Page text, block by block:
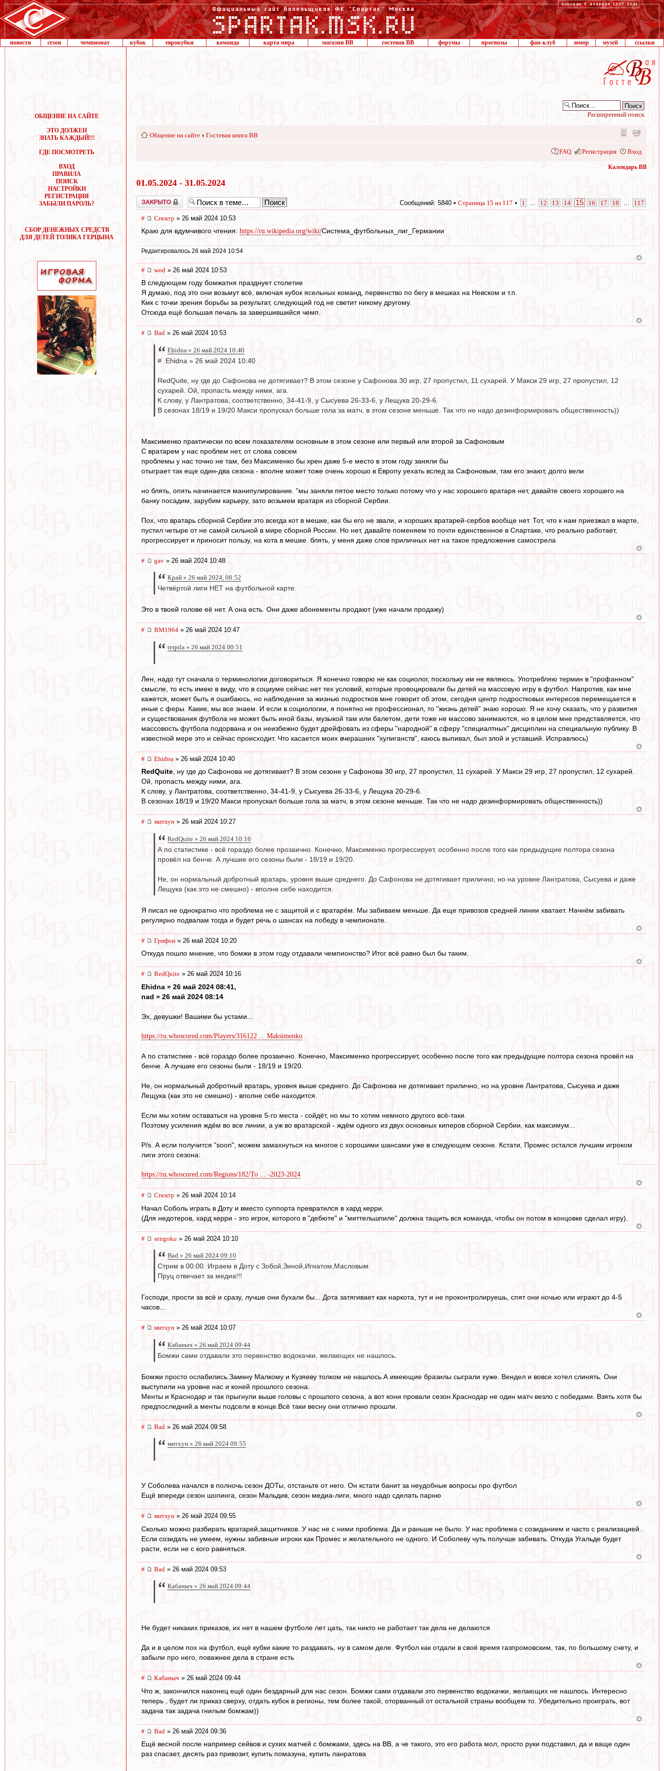
новости сезон чемпионат кубок еврокубки команда карта мира магазин ВВ гостевая ВВ форумы прогнозы фан-клуб юмор музей ссылки
ОБЩЕНИЕ НА САЙТЕ
ЭТО ДОЛЖЕН
ЗНАТЬ КАЖДЫЙ!!!
ГДЕ ПОСМОТРЕТЬ
ВХОД
ПРАВИЛА
ПОИСК
НАСТРОЙКИ
РЕГИСТРАЦИЯ
ЗАБЫЛИ ПАРОЛЬ?
СБОР ДЕНЕЖНЫХ СРЕДСТВ
ДЛЯ ДЕТЕЙ ТОЛИКА ГЕРЦЫНА
Расширенный поиск
Общение на сайте ‹ Гостевая книга ВВ
FAQ Регистрация Вход
Календарь ВВ
01.05.2024 - 31.05.2024
Закрыто Сообщений: 5840 • Страница 15 из 117 • 1 12 13 14 15 16 17 18 117
# Спектр » 26 май 2024 10:53
Краю для вдумчивого чтения: https://ru.wikipedia.org/wiki/Система_футбольных_лиг_Германии
Редактировалось 26 май 2024 10:54
# wod » 26 май 2024 10:53
В следующем году бомжатня празднует столетие
Я думаю, под это они возьмут всё, включая кубок ясельных команд, первенство по бегу в мешках на Невском и т.п.
Кмк с точки зрения борьбы за результат, следующий год не светит никому другому.
Отсюда ещё большая печаль за завершившийся чемп.
# Bad » 26 май 2024 10:53
Ehidna » 26 май 2024 10:40
# Ehidna » 26 май 2024 10:40
RedQuite, ну где до Сафонова не дотягивает? В этом сезоне у Сафонова 30 игр, 27 пропустил, 11 сухарей. У Макси 29 игр, 27 пропустил, 12
сухарей. Ой, пропасть между ними, ага.
К слову, у Лантратова, соответственно, 34-41-9, у Сысуева 26-33-6, у Лещука 20-29-6.
В сезонах 18/19 и 19/20 Макси пропускал больше гола за матч, в этом сезоне меньше. Так что не надо дезинформировать общественность))
Максименко практически по всем показателям основным в этом сезоне или первый или второй за Сафоновым
С вратарем у нас проблем нет, от слова совсем
проблемы у нас точно не там, без Максименко бы хрен даже 5-е место в этом году заняли бы
отыграет так еще один-два сезона - вполне может тоже очень хорошо в Европу уехать вслед за Сафоновым, там его знают, долго вели
но блять, опять начинается манипулирование. "мы заняли пятое место только потому что у нас хорошего вратаря нет, давайте своего хорошего на
банку посадим, зарубим карьеру, зато возьмем вратаря из сборной Сербии.
Пох, что вратарь сборной Сербии это всегда кот в мешке, как бы его не звали, и хороших вратарей-сербов вообще нет. Тот, что к нам приезжал в марте,
пустил четыре от не самой сильной в мире сборной России. Но нет, давайте поменяем то почти единственное в Спартаке, что реально работает,
прогрессирует и приносит пользу, на кота в мешке. блять, у меня даже слов приличных нет на такое предложение самострела
# gav » 26 май 2024 10:48
Край » 26 май 2024, 08:52
Четвёртой лиги НЕТ на футбольной карте.
Это в твоей голове её нет. А она есть. Они даже абонементы продают (уже начали продажу)
# BM1964 » 26 май 2024 10:47
terpila » 26 май 2024 00:51
Лен, надо тут сначала о терминологии договориться. Я конечно говорю не как социолог, поскольку им не являюсь. Употребляю термин в "профанном"
смысле, то есть имею в виду, что в социуме сейчас нет тех условий, которые провоцировали бы детей на массовую игру в футбол. Напротив, как мне
кажется, может быть я ошибаюсь, но наблюдения за жизнью подростков мне говорит об этом, сегодня центр подростковых интересов перемещается в
иные с феры. Какие, мы все знаем. И если в социологии, я понятно не профессионал, то "жизнь детей" знаю хорошо. Я не хочу сказать, что у развития
и существования футбола не может быть иной базы, музыкой там или балетом, дети тоже не массово занимаются, но в целом мне представляется, что
массовость футбола подорвана и он неизбежно будет дрейфовать из сферы "народной" в сферу "специалтных" дисциплин на специальную публику. В
известной мере это и сейчас происходит. Что касается моих вчерашних "хулиганств", каюсь выпивал, был злой и уставший. Исправлюсь)
# Ehidna » 26 май 2024 10:40
RedQuite, ну где до Сафонова не дотягивает? В этом сезоне у Сафонова 30 игр, 27 пропустил, 11 сухарей. У Макси 29 игр, 27 пропустил, 12 сухарей.
Ой, пропасть между ними, ага.
К слову, у Лантратова, соответственно, 34-41-9, у Сысуева 26-33-6, у Лещука 20-29-6.
В сезонах 18/19 и 19/20 Макси пропускал больше гола за матч, в этом сезоне меньше. Так что не надо дезинформировать общественность))
# митхун » 26 май 2024 10:27
RedQuite » 26 май 2024 10:16
А по статистике - всё гораздо более прозаично. Конечно, Максименко прогрессирует, особенно после того как предыдущие полтора сезона
провёл на бенче. А лучшие его сезоны были - 18/19 и 19/20.
Не, он нормальный добротный вратарь, уровня выше среднего. До Сафонова не дотягивает прилично, но на уровне Лантратова, Сысуева и даже
Лещука (как это не смешно) - вполне себе находится.
Я писал не однократно что проблема не с защитой и с вратарём. Мы забиваем меньше. Да еще привозов средней линии хватает. Начнём забивать
регулярно подвалам тогда и будет речь о шансах на победу в чемпионате.
# Грифон » 26 май 2024 10:20
Откуда пошло мнение, что бомжи в этом году отдавали чемпионство? Итог всё равно был бы таким.
# RedQuite » 26 май 2024 10:16
Ehidna » 26 май 2024 08:41,
nad » 26 май 2024 08:14
Эх, девушки! Вашими бы устами...
https://ru.whoscored.com/Players/316122 ... Maksimenko
А по статистике - всё гораздо более прозаично. Конечно, Максименко прогрессирует, особенно после того как предыдущие полтора сезона провёл на
бенче. А лучшие его сезоны были - 18/19 и 19/20.
Не, он нормальный добротный вратарь, уровня выше среднего. До Сафонова не дотягивает прилично, но на уровне Лантратова, Сысуева и даже
Лещука (как это не смешно) - вполне себе находится.
Если мы хотим оставаться на уровне 5-го места - сойдёт, но мы то хотим немного другого всё-таки.
Поэтому усиления ждём во все линии, а уж во вратарской - ждём одного из двух основных киперов сборной Сербии, как максимум...
P/s. А если получится "soon", можем замахнуться на многое с хорошими шансами уже в следующем сезоне. Кстати, Промес остался лучшим игроком
лиги этого сезона:
https://ru.whoscored.com/Regions/182/To ... -2023-2024
# Спектр » 26 май 2024 10:14
Начал Соболь играть в Доту и вместо суппорта превратился в хард керри.
(Для недотеров, хард керри - это игрок, которого в "дебюте" и "миттельшпиле" должна тащить вся команда, чтобы он потом в концовке сделал игру).
# sengoku » 26 май 2024 10:10
Bad » 26 май 2024 09:10
Стрим в 00:00. Играем в Доту с Зобой,Зиной,Игнатом,Масловым
Пруц отвечает за медиа!!!
Господи, прости за всё и сразу, лучше они бухали бы... Дота затягивает как наркота, тут и не проконтролируешь, спят они ночью или играют до 4-5
часов...
# митхун » 26 май 2024 10:07
Кабаныч » 26 май 2024 09:44
Бомжи сами отдавали это первенство водокачки, желающих не нашлось.
Бомжи просто ослабились.Замкну Малкому и Кузяеву толком не нашлось.А имеющие бразилы сыграли хуже. Вендел и вовсе хотел слинять. Они
выступили на уровне нас и коней прошлого сезона.
Менты и Краснодар и так прыгнули выше головы с прошлого сезона, а вот кони провали сезон.Краснодар не один матч везло с победами. Взять хотя бы
предпоследний.а менты подсели в конце.Всё таки весну они отлично прошли.
# Bad » 26 май 2024 09:58
митхун » 26 май 2024 09:55
У Соболева начался в полночь сезон ДОТы, отстаньте от него. Он кстати банит за неудобные вопросы про футбол
Ещё впереди сезон шопинга, сезон Мальдив, сезон медиа-лиги, много надо сделать парню
# митхун » 26 май 2024 09:55
Сколько можно разбирать вратарей,защитников. У нас не с ними проблема. Да и раньше не было. У нас проблема с созиданием и часто с реализацией.
Если созидать не умеем, нужны забивные игроки как Промес и желательного не одного. И Соболеву чуть получше забивать. Откуда Угальде будет
расти, если не с кого равняться.
# Bad » 26 май 2024 09:53
Кабаныч » 26 май 2024 09:44
Не будет никаких приказов, их нет в нашем футболе лет цать, так никто не работает так дела не делаются
Да и в целом пох на футбол, ещё кубки какие то раздавать, ну в самом деле. Футбол как отдали в своё время газпромовским, так, по большому счету, и
забыли про него, поважнее дела в стране есть
# Кабаныч » 26 май 2024 09:44
Что ж, закончился наконец ещё один бездарный для нас сезон. Бомжи сами отдавали это первенство водокачки, желающих не нашлось. Интересно
теперь , будет ли приказ сверху, отдать кубок в регионы, тем более такой, оторванный от остальной страны вообщем то. Убедительно проиграть, вот
задача так задача гнилым бомжам))
# Bad » 26 май 2024 09:36
Ещё весной после например сейвов и сухих матчей с бомжами, здесь на ВВ, а че такого, это его работа мол, просто руки подставил, да и ваще один
раз спасает, десять раз привозит, купить помазуна, купить ланратова